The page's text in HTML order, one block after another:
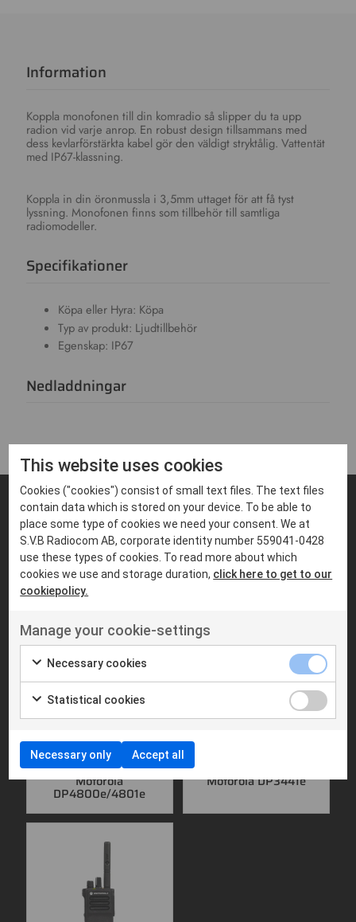
Information
Koppla monofonen till din komradio så slipper du ta upp
radion vid varje anrop. En robust design tillsammans med
dess kevlarförstärkta kabel gör den väldigt stryktålig. Vattentät
med IP67-klassning.
Koppla in din öronmussla i 3,5mm uttaget för att få tyst
lyssning. Monofonen finns som tillbehör till samtliga
radiomodeller.
Specifikationer
Köpa eller Hyra: Köpa
Typ av produkt: Ljudtillbehör
Egenskap: IP67
Nedladdningar
Passar till
HANDPORTABEL
MOTOROLA
Motorola
DP4800e/4801e
Motorola DP3441e
This website uses cookies
Cookies ("cookies") consist of small text files. The text files
contain data which is stored on your device. To be able to
place some type of cookies we need your consent. We at
S.V.B Radiocom AB, corporate identity number 559041-0428
use these types of cookies. To read more about which
cookies we use and storage duration, click here to get to our
cookiepolicy.
Manage your cookie-settings
Necessary cookies
Statistical cookies
Necessary only Accept all